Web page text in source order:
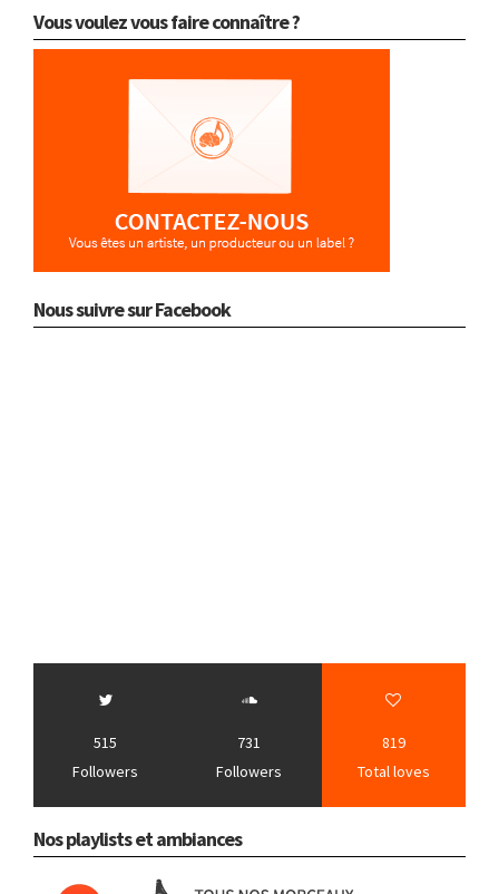
Vous voulez vous faire connaître ?
Nous suivre sur Facebook
515
Followers
731
Followers
819
Total loves
Nos playlists et ambiances